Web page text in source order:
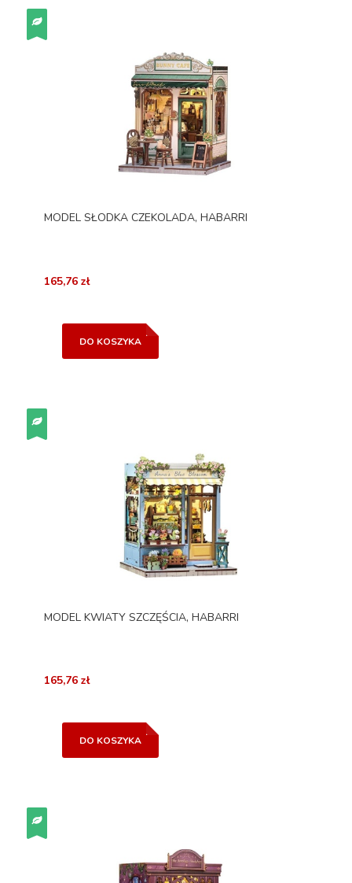
MODEL SŁODKA CZEKOLADA, HABARRI
165,76 zł
DO KOSZYKA
MODEL KWIATY SZCZĘŚCIA, HABARRI
165,76 zł
DO KOSZYKA